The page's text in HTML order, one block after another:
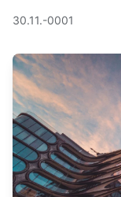
30.11.-0001